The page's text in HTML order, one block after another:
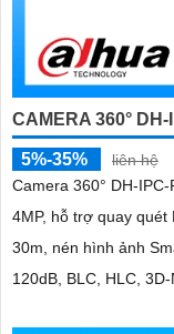
CAMERA 360°
5%-35%
liên hệ
Camera 360° DH-
4MP, hỗ trợ quay quét
30m, nén hình ảnh
120dB, BLC, HLC, 3D-